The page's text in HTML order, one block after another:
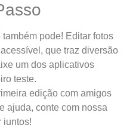
pode! Editar fotos
que traz diversão
um dos aplicativos
teste.
edição com amigos
ajuda, conte com nossa
juntos!